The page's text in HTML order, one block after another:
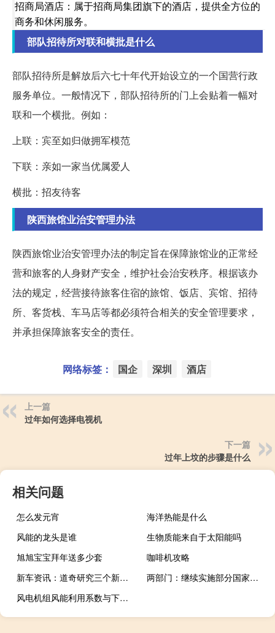
招商局酒店：属于招商局集团旗下的酒店，提供全方位的
商务和休闲服务。
部队招待所对联和横批是什么
部队招待所是解放后六七十年代开始设立的一个国营行政
服务单位。一般情况下，部队招待所的门上会贴着一幅对
联和一个横批。例如：
上联：宾至如归做拥军模范
下联：亲如一家当优属爱人
横批：招友待客
陕西旅馆业治安管理办法
陕西旅馆业治安管理办法的制定旨在保障旅馆业的正常经
营和旅客的人身财产安全，维护社会治安秩序。根据该办
法的规定，经营接待旅客住宿的旅馆、饭店、宾馆、招待
所、客货栈、车马店等都必须符合相关的安全管理要求，
并承担保障旅客安全的责任。
网络标签： 国企 深圳 酒店
上一篇
过年如何选择电视机
下一篇
过年上坟的步骤是什么
相关问题
怎么发元宵
海洋热能是什么
风能的龙头是谁
生物质能来自于太阳能吗
旭旭宝宝拜年送多少套
咖啡机攻略
新车资讯：道奇研究三个新的挑战者和充电器变体
两部门：继续实施部分国家商品储备税收优惠政策
风电机组风能利用系数与下面选项有关的是